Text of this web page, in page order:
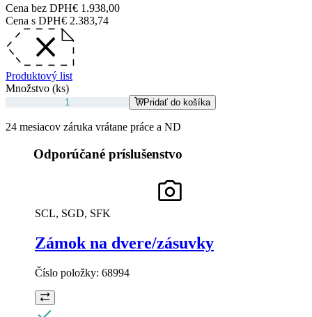
Cena bez DPH€ 1.938,00
Cena s DPH€ 2.383,74
Produktový list
Množstvo (ks)
Pridať do košíka
24 mesiacov záruka vrátane práce a ND
Odporúčané príslušenstvo
SCL, SGD, SFK
Zámok na dvere/zásuvky
Číslo položky: 68994